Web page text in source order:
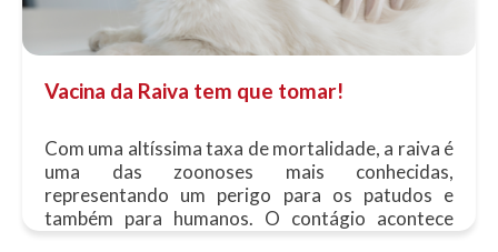
Vacina da Raiva tem que tomar!
Com uma altíssima taxa de mortalidade, a raiva é
uma das zoonoses mais conhecidas,
representando um perigo para os patudos e
também para humanos. O contágio acontece